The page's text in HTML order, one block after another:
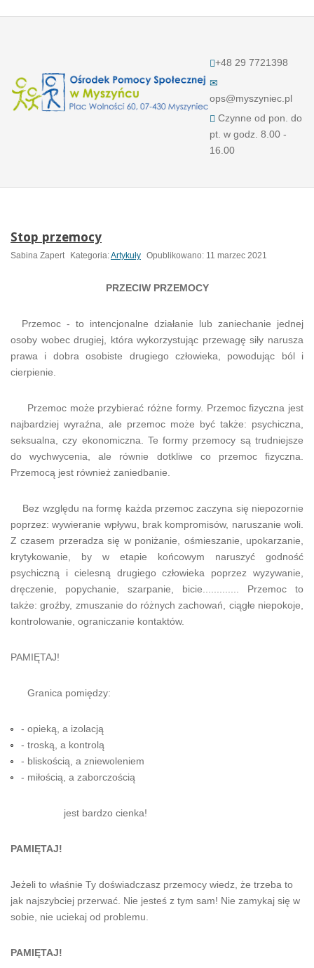
+48 29 7721398
ops@myszyniec.pl
Czynne od pon. do
pt. w godz. 8.00 -
16.00
Stop przemocy
Sabina Zapert Kategoria:Artykuły Opublikowano: 11 marzec 2021
PRZECIW PRZEMOCY
Przemoc - to intencjonalne działanie lub zaniechanie jednej
osoby wobec drugiej, która wykorzystując przewagę siły narusza
prawa i dobra osobiste drugiego człowieka, powodując ból i
cierpienie.
Przemoc może przybierać różne formy. Przemoc fizyczna jest
najbardziej wyraźna, ale przemoc może być także: psychiczna,
seksualna, czy ekonomiczna. Te formy przemocy są trudniejsze
do wychwycenia, ale równie dotkliwe co przemoc fizyczna.
Przemocą jest również zaniedbanie.
Bez względu na formę każda przemoc zaczyna się niepozornie
poprzez: wywieranie wpływu, brak kompromisów, naruszanie woli.
Z czasem przeradza się w poniżanie, ośmieszanie, upokarzanie,
krytykowanie, by w etapie końcowym naruszyć godność
psychiczną i cielesną drugiego człowieka poprzez wyzywanie,
dręczenie, popychanie, szarpanie, bicie............. Przemoc to
także: groźby, zmuszanie do różnych zachowań, ciągłe niepokoje,
kontrolowanie, ograniczanie kontaktów.
PAMIĘTAJ!
Granica pomiędzy:
- opieką, a izolacją
- troską, a kontrolą
- bliskością, a zniewoleniem
- miłością, a zaborczością
jest bardzo cienka!
PAMIĘTAJ!
Jeżeli to właśnie Ty doświadczasz przemocy wiedz, że trzeba to
jak najszybciej przerwać. Nie jesteś z tym sam! Nie zamykaj się w
sobie, nie uciekaj od problemu.
PAMIĘTAJ!